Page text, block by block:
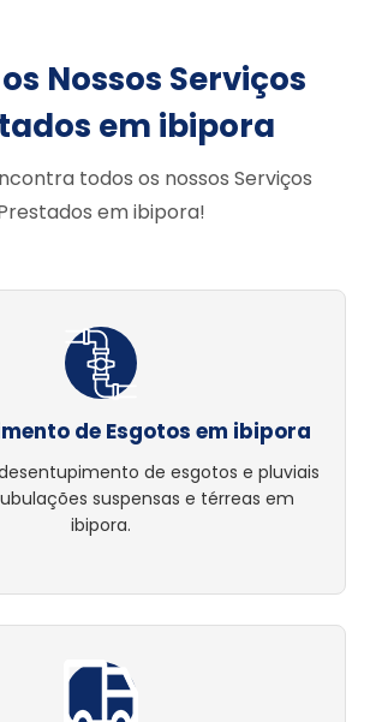
Nossos Serviços
em ibipora
todos os nossos Serviços
em ibipora!
de Esgotos em ibipora
de esgotos e pluviais
suspensas e térreas em
ibipora.